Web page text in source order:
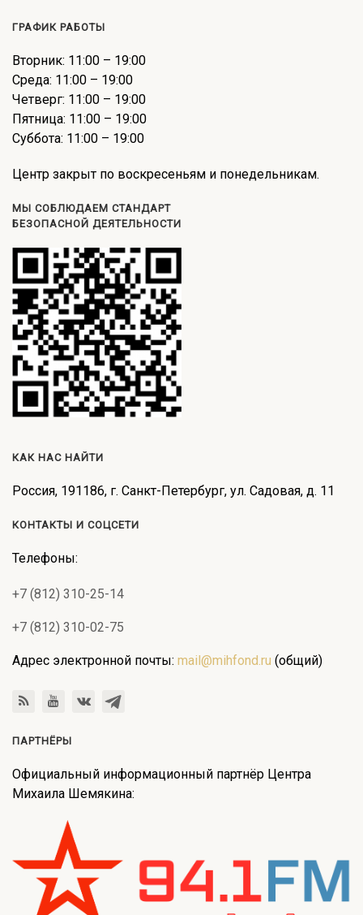
ГРАФИК РАБОТЫ
Вторник: 11:00 – 19:00
Среда: 11:00 – 19:00
Четверг: 11:00 – 19:00
Пятница: 11:00 – 19:00
Суббота: 11:00 – 19:00
Центр закрыт по воскресеньям и понедельникам.
МЫ СОБЛЮДАЕМ СТАНДАРТ
БЕЗОПАСНОЙ ДЕЯТЕЛЬНОСТИ
КАК НАС НАЙТИ
Россия, 191186, г. Санкт-Петербург, ул. Садовая, д. 11
КОНТАКТЫ И СОЦСЕТИ
Телефоны:
+7 (812) 310-25-14
+7 (812) 310-02-75
Адрес электронной почты: mail@mihfond.ru (общий)
ПАРТНЁРЫ
Официальный информационный партнёр Центра
Михаила Шемякина: